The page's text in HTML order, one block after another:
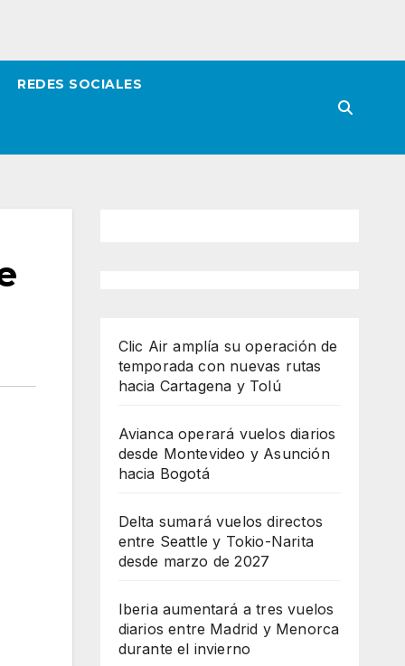
REDES SOCIALES
Clic Air amplía su operación de
temporada con nuevas rutas
hacia Cartagena y Tolú
Avianca operará vuelos diarios
desde Montevideo y Asunción
hacia Bogotá
Delta sumará vuelos directos
entre Seattle y Tokio-Narita
desde marzo de 2027
Iberia aumentará a tres vuelos
diarios entre Madrid y Menorca
durante el invierno